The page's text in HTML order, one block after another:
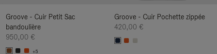
Groove - Cuir Petit Sac
bandoulière
950,00 €
+5
Groove - Cuir Pochette zippée
420,00 €